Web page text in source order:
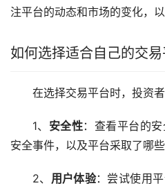
注平台的动态和市场的变化，
如何选择适合自己的交易
在选择交易平台时，投资
1、 安全性：查看平台的
安全事件，以及平台采取了哪些
2、 用户体验：尝试使用